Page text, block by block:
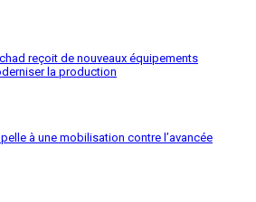
reçoit de nouveaux équipements
la production
à une mobilisation contre l’avancée